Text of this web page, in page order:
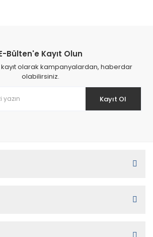
Bülten'e Kayıt Olun
olarak kampanyalardan, haberdar
olabilirsiniz.
Kayıt Ol